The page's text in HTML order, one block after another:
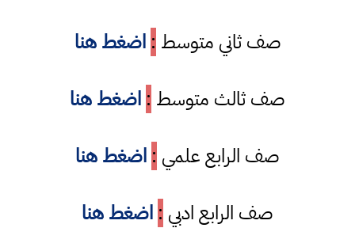
صف ثاني متوسط : اضغط هنا
صف ثالث متوسط : اضغط هنا
صف الرابع علمي : اضغط هنا
صف الرابع ادبي : اضغط هنا